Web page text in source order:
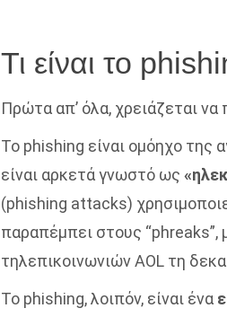
Τι είναι το
Πρώτα απ’ όλα, χρειάζεται να
Το phishing είναι ομόηχο της
είναι αρκετά γνωστό ως
(phishing attacks)
παραπέμπει στους “phreaks”,
τηλεπικοινωνιών AOL τη
Το phishing, λοιπόν, είναι ένα